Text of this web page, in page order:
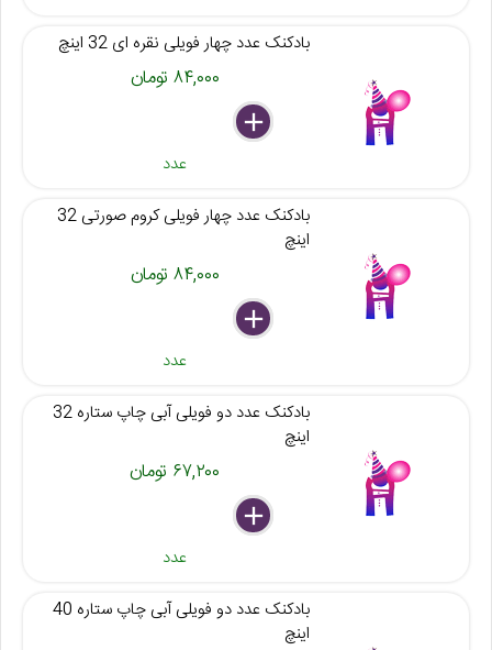
بادکنک عدد چهار فویلی نقره ای 32 اینچ
۸۴,۰۰۰ تومان
delete
remove
add
عدد
بادکنک عدد چهار فویلی کروم صورتی 32
اینچ
۸۴,۰۰۰ تومان
delete
remove
add
عدد
بادکنک عدد دو فویلی آبی چاپ ستاره 32
اینچ
۶۷,۲۰۰ تومان
delete
remove
add
عدد
بادکنک عدد دو فویلی آبی چاپ ستاره 40
اینچ